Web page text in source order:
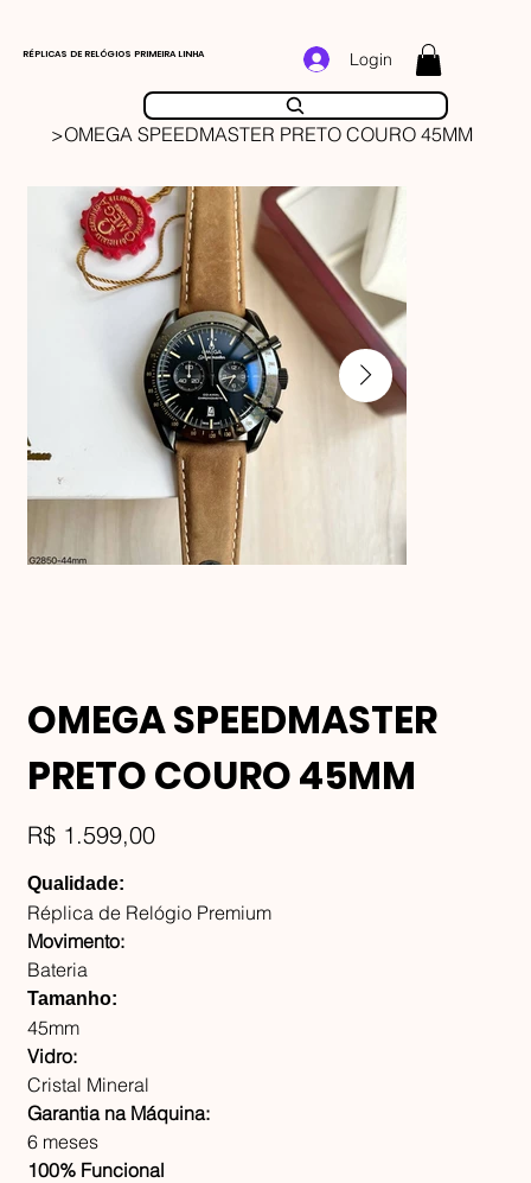
RÉPLICAS DE RELÓGIOS PRIMEIRA LINHA Login
>OMEGA SPEEDMASTER PRETO COURO 45MM
OMEGA SPEEDMASTER
PRETO COURO 45MM
Preço
R$ 1.599,00
Qualidade:
Réplica de Relógio Premium
Movimento:
Bateria
Tamanho:
45mm
Vidro:
Cristal Mineral
Garantia na Máquina:
6 meses
100% Funcional